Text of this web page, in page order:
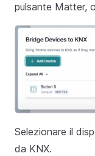
pulsante Matter,
Selezionare il
da KNX.